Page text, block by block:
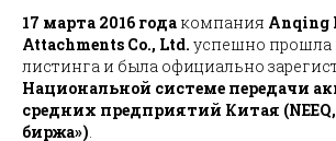
17 марта 2016 года компания Anqing
Attachments Co., Ltd. успешно прошла
листинга и была официально
Национальной системе передачи
средних предприятий Китая
биржа»).